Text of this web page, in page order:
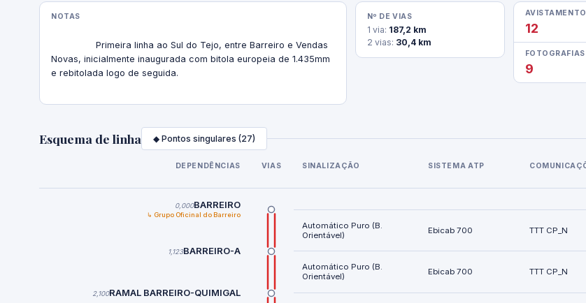
NOTAS
Novas, inicialmente inaugurada com bitola europeia de 1.435mm
e rebitolada logo de seguida.
Nº DE VIAS
1 via: 187,2 km
2 vias: 30,4 km
12
FOTOGRAFIAS
9
Esquema de linha ◆ Pontos singulares (27)
DEPENDÊNCIAS VIAS SINALIZAÇÃO SISTEMA ATP
0,000BARREIRO
↳ Grupo Oficinal do Barreiro
1,123BARREIRO-A
2,100RAMAL BARREIRO-QUIMIGAL
Automático Puro (B.
Orientável)
Automático Puro (B.
Orientável)
Ebicab 700
Ebicab 700
TTT CP_N
TTT CP_N